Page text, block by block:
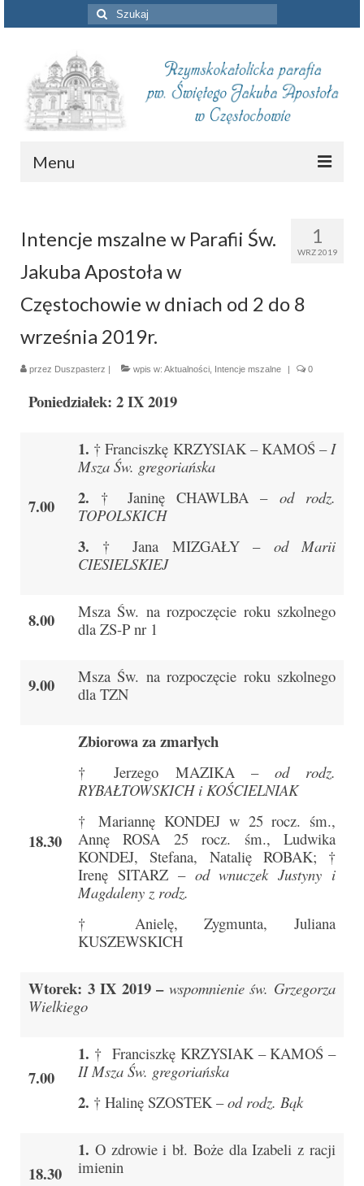
Szuklaj
w:
Menu
Intencje mszalne
Informacje duszpasterskie
Piszą o nas
Remont kościoła
Parafia
Historia
Nasz patron
Kościół Rektoracki
Vademecum
Wspólnoty parafialne
Katecheza parafialna
Niezbędnik Katolika
Kaplica Adoracji
e-Katolik
Nabożeństwa
Pogrzeb katolicki
Sakramenty
Sakrament chrztu
Sakrament eucharystii
Sakrament pojednania
Sakrament kapłaństwa
Sakrament namaszczenia chorych
Galerie 2026
1
WRZ 2019
Intencje mszalne w Parafii Św.
Jakuba Apostoła w
Częstochowie w dniach od 2 do 8
września 2019r.
przez Duszpasterz wpis w: Aktualności Intencje mszalne 0
Poniedziałek: 2 IX 2019
7.00
1. † Franciszkę KRZYSIAK – KAMOŚ –I
Msza Św. gregoriańska
2. † Janinę CHAWLBA – od rodz.
TOPOLSKICH
3. † Jana MIZGAŁY – od Marii
CIESIELSKIEJ
8.00
Msza Św. na rozpoczęcie roku szkolnego
dla ZS-P nr 1
9.00
Msza Św. na rozpoczęcie roku szkolnego
dla TZN
18.30
Zbiorowa za zmarłych
† Jerzego MAZIKA – od rodz.
RYBAŁTOWSKICH i KOŚCIELNIAK
† Mariannę KONDEJ w 25 rocz. śm.,
Annę ROSA 25 rocz. śm., Ludwika
KONDEJ, Stefana, Natalię ROBAK; †
Irenę SITARZ – od wnuczek Justyny i
Magdaleny z rodz.
† Anielę, Zygmunta, Juliana
KUSZEWSKICH
Wtorek: 3 IX 2019 – wspomnienie św. Grzegorza
Wielkiego
7.00
1. † Franciszkę KRZYSIAK – KAMOŚ –
II Msza Św. gregoriańska
2. † Halinę SZOSTEK –od rodz. Bąk
18.30
1. O zdrowie i bł. Boże dla Izabeli z racji
imienin